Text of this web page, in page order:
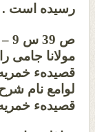
رسیده است .
ص
مولانا جامی
قصیدهء
لوامع نام
قصیدهء